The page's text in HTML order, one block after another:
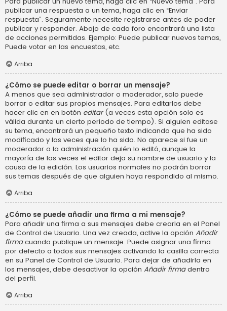
publicar una respuesta a un tema, haga clic en “Enviar
respuesta”. Seguramente necesite registrarse antes de poder
publicar y responder. Abajo de cada foro encontrará una lista
de acciones permitidas. Ejemplo: Puede publicar nuevos temas,
Puede votar en las encuestas, etc.
Arriba
¿Cómo se puede editar o borrar un mensaje?
A menos que sea administrador o moderador, solo puede
borrar o editar sus propios mensajes. Para editarlos debe
hacer clic en en botón editar(a veces esta opción solo es
válida durante un cierto periodo de tiempo). Si alguien editase
su tema, encontrará un pequeño texto indicando que ha sido
modificado y las veces que lo ha sido. No aparece si fue un
moderador o la administración quién lo editó, aunque la
mayoría de las veces el editor deja su nombre de usuario y la
causa de la edición. Los usuarios normales no podrán borrar
sus temas después de que alguien haya respondido al mismo.
Arriba
¿Cómo se puede añadir una firma a mi mensaje?
Para añadir una firma a sus mensajes debe crearla en el Panel
de Control de Usuario. Una vez creada, active la opción Añadir
firmacuando publique un mensaje. Puede asignar una firma
por defecto a todos sus mensajes activando la casilla correcta
en su Panel de Control de Usuario. Para dejar de añadirla en
los mensajes, debe desactivar la opción Añadir firmadentro
del perfil.
Arriba